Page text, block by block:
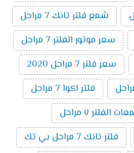
شمع فلتر تانك 7 مراحل
سعر موتور الفلتر 7 مراحل
سعر فلتر 7 مراحل 2020
فلتر اكوا 7 مراحل
٧ مراحل
فلتر تانك 7 مراحل بي تك